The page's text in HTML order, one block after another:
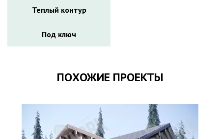
Теплый контур
Под ключ
ПОХОЖИЕ ПРОЕКТЫ